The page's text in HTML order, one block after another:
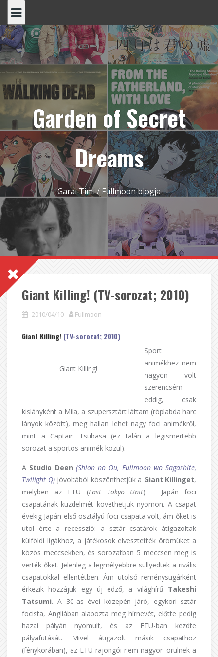
content
Garden of Secret
Dreams
Garai Timi / Fullmoon blogja
Giant Killing! (TV-sorozat; 2010)
2010/04/10 Fullmoon
Giant Killing! (TV-sorozat; 2010)
Giant Killing!
Sport
animékhez nem
nagyon volt
szerencsém
eddig, csak
kislányként a Mila, a szupersztárt láttam (röplabda harc
lányok között), meg hallani lehet nagy foci animékről,
mint a Captain Tsubasa (ez talán a legismertebb
sorozat a sportos animék közül).
A Studio Deen (Shion no Ou, Fullmoon wo Sagashite,
Twilight Q)jóvoltából köszönthetjük a Giant Killinget,
melyben az ETU (East Tokyo Unit) – Japán foci
csapatának küzdelmét követhetjük nyomon. A csapat
évekig Japán első osztályú foci csapata volt, ám őket is
utol érte a recesszió: a sztár csatárok átigazoltak
külföldi ligákhoz, a játékosok elvesztették örömüket a
közös meccsekben, és sorozatban 5 meccsen meg is
verték őket. Jelenleg a legmélyebbre süllyedtek a rivális
csapatokkal ellentétben. Ám utolsó reménysugárként
érkezik hozzájuk egy új edző, a világhírű Takeshi
Tatsumi. A 30-as évei közepén járó, egykori sztár
focista, Angliában alapozta meg hírnevét, előtte pedig
hazai pályán nyomult, és az ETU-ban kezdte
pályafutását. Mivel átigazolt másik csapathoz
(fénykorában), az ETU rajongói nem nagyon örülnek a